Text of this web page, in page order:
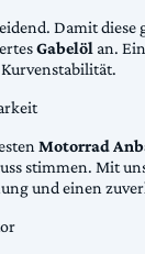
Damit diese
Gabelöl an.
Motorrad
stimmen. Mit
und einen